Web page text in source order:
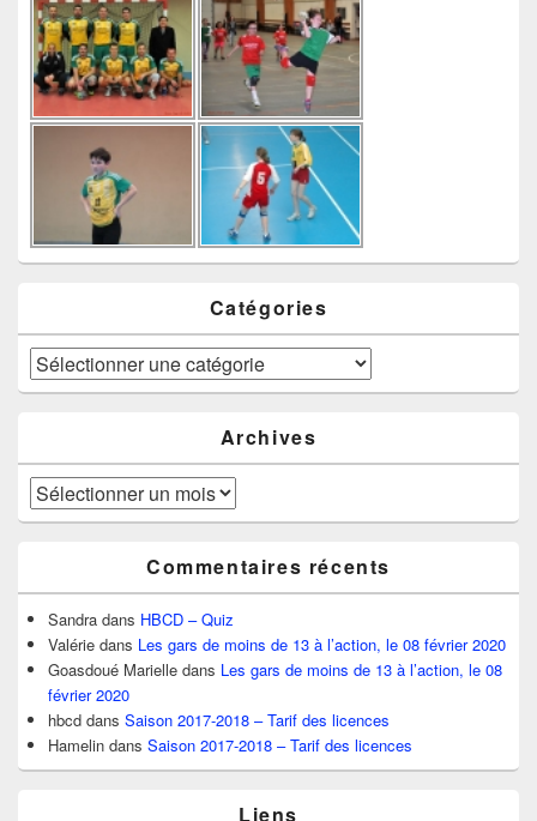
Catégories
Catégories
Archives
Archives
Commentaires récents
Sandra dans HBCD – Quiz
Valérie dans Les gars de moins de 13 à l’action, le 08 février 2020
Goasdoué Marielle dans Les gars de moins de 13 à l’action, le 08
février 2020
hbcd dans Saison 2017-2018 – Tarif des licences
Hamelin dans Saison 2017-2018 – Tarif des licences
Liens